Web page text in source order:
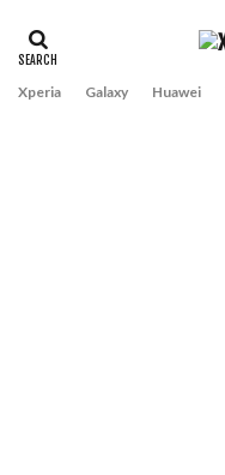
Xperia Galaxy Huawei